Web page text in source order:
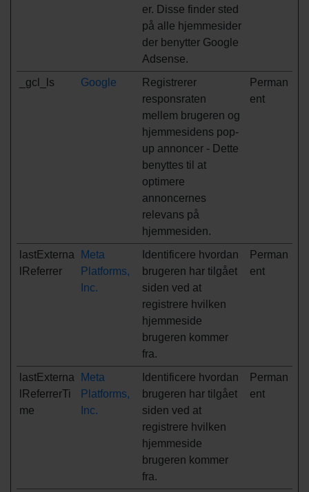
er. Disse finder sted
på alle hjemmesider
der benytter Google
Adsense.
_gcl_ls Google
Registrerer
responsraten
mellem brugeren og
hjemmesidens pop-
up annoncer - Dette
benyttes til at
optimere
annoncernes
relevans på
hjemmesiden.
Perman
ent
lastExterna
lReferrer
Meta
Platforms,
Inc.
Identificere hvordan
brugeren har tilgået
siden ved at
registrere hvilken
hjemmeside
brugeren kommer
fra.
Perman
ent
lastExterna
lReferrerTi
me
Meta
Platforms,
Inc.
Identificere hvordan
brugeren har tilgået
siden ved at
registrere hvilken
hjemmeside
brugeren kommer
fra.
Perman
ent